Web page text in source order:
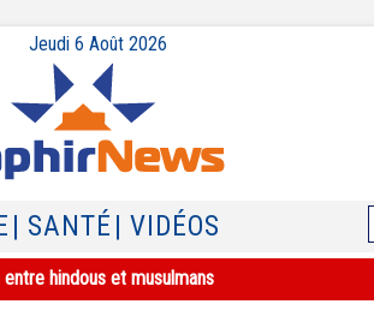
Jeudi 6 Août 2026
| SANTÉ | VIDÉOS
hindous et musulmans